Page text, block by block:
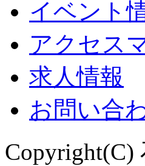
イベント
アクセス
求人情報
お問い合
Copyright(C)